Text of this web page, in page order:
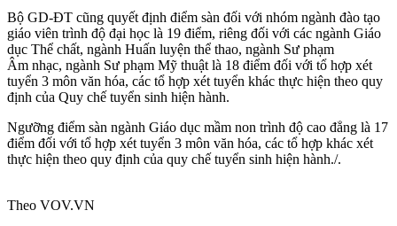
Bộ GD-ĐT cũng quyết định điểm sàn đối với nhóm ngành đào tạo
giáo viên trình độ đại học là 19 điểm, riêng đối với các ngành Giáo
dục Thể chất, ngành Huấn luyện thể thao, ngành Sư phạm
Âm nhạc, ngành Sư phạm Mỹ thuật là 18 điểm đối với tổ hợp xét
tuyển 3 môn văn hóa, các tổ hợp xét tuyển khác thực hiện theo quy
định của Quy chế tuyển sinh hiện hành.
Ngưỡng điểm sàn ngành Giáo dục mầm non trình độ cao đẳng là 17
điểm đối với tổ hợp xét tuyển 3 môn văn hóa, các tổ hợp khác xét
thực hiện theo quy định của quy chế tuyển sinh hiện hành./.
Theo VOV.VN